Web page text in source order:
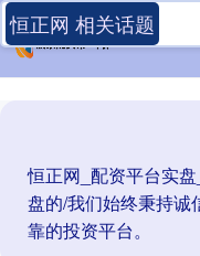
恒正网_配资平台实
盘的/我们始终秉持诚
靠的投资平台。
恒正网 相关话题